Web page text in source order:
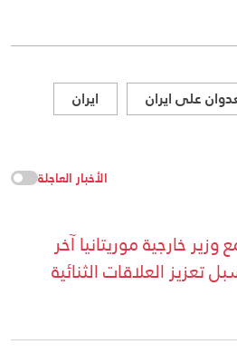
على ايران ايران
الأخبار العاجلة
خارجية موريتانيا آخر
تعزيز العلاقات الثنائية